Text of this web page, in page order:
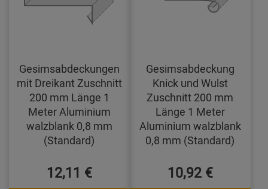
Gesimsabdeckungen
mit Dreikant Zuschnitt
200 mm Länge 1
Meter Aluminium
walzblank 0,8 mm
(Standard)
12,11 €
Gesimsabdeckung
Knick und Wulst
Zuschnitt 200 mm
Länge 1 Meter
Aluminium walzblank
0,8 mm (Standard)
10,92 €